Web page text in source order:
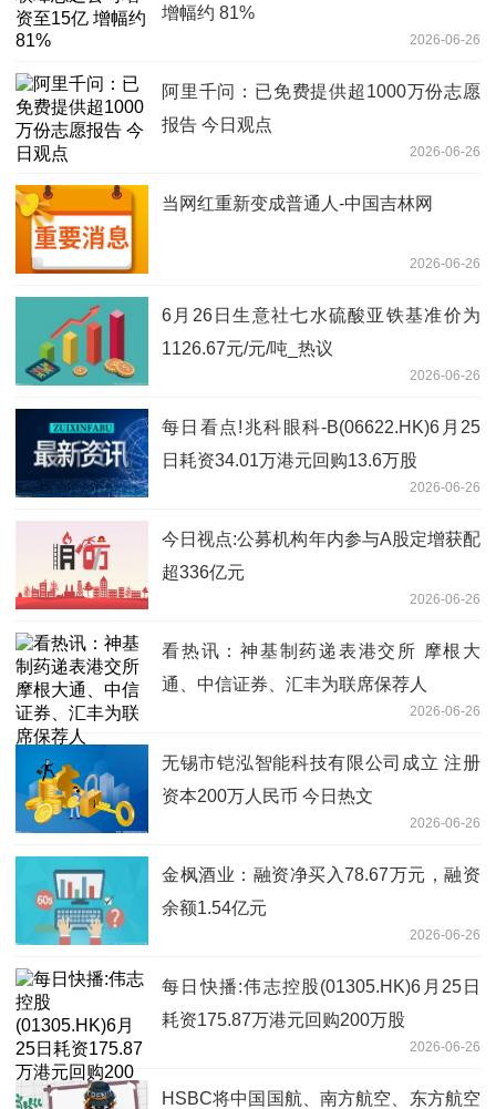
增幅约 81%
2026-06-26
阿里千问：已免费提供超1000万份志愿
报告 今日观点
2026-06-26
当网红重新变成普通人-中国吉林网
2026-06-26
6月26日生意社七水硫酸亚铁基准价为
1126.67元/元/吨_热议
2026-06-26
每日看点!兆科眼科-B(06622.HK)6月25
日耗资34.01万港元回购13.6万股
2026-06-26
今日视点:公募机构年内参与A股定增获配
超336亿元
2026-06-26
看热讯：神基制药递表港交所 摩根大
通、中信证券、汇丰为联席保荐人
2026-06-26
无锡市铠泓智能科技有限公司成立 注册
资本200万人民币 今日热文
2026-06-26
金枫酒业：融资净买入78.67万元，融资
余额1.54亿元
2026-06-26
每日快播:伟志控股(01305.HK)6月25日
耗资175.87万港元回购200万股
2026-06-26
HSBC将中国国航、南方航空、东方航空